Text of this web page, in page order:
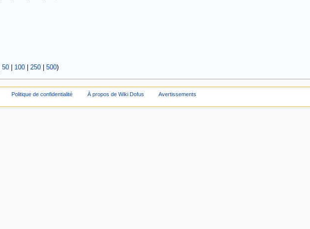
50| 100| 250| 500)
Politique de confidentialité À propos de Wiki Dofus Avertissements